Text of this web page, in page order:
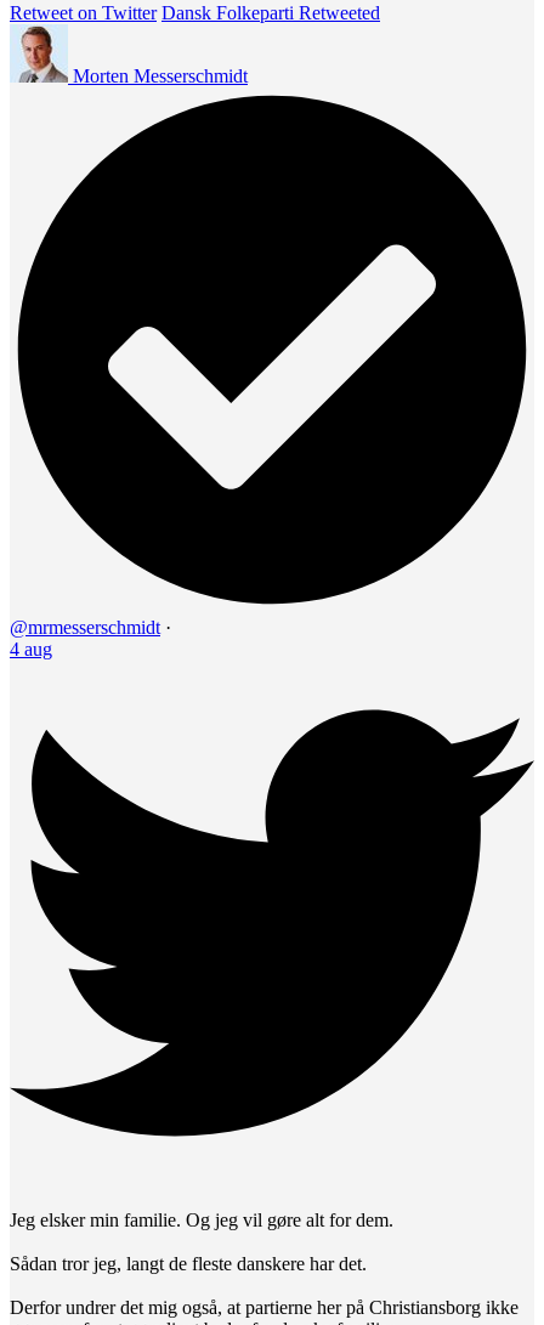
Retweet on Twitter Dansk Folkeparti Retweeted
Morten Messerschmidt
@mrmesserschmidt ·
4 aug
Jeg elsker min familie. Og jeg vil gøre alt for dem.
Sådan tror jeg, langt de fleste danskere har det.
Derfor undrer det mig også, at partierne her på Christiansborg ikke